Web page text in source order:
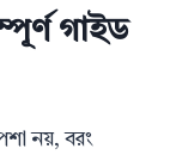
গাইড
নয়, বরং